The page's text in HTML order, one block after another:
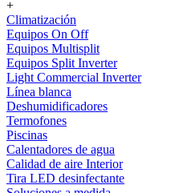
+
Climatización
Equipos On Off
Equipos Multisplit
Equipos Split Inverter
Light Commercial Inverter
Línea blanca
Deshumidificadores
Termofones
Piscinas
Calentadores de agua
Calidad de aire Interior
Tira LED desinfectante